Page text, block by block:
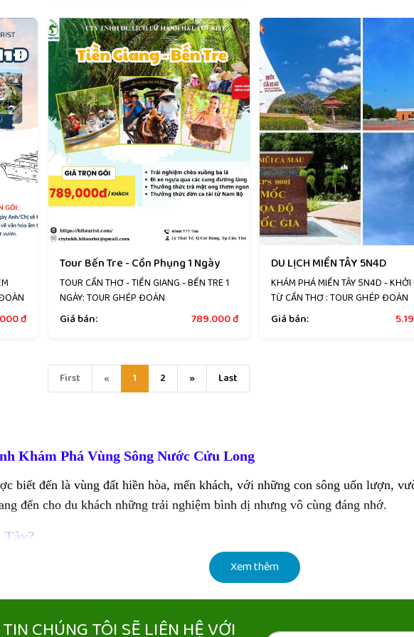
đ
Tour Bến Tre - Cồn Phụng 1 Ngày
TOUR CẦN THƠ - TIỀN GIANG - BẾN TRE 1
NGÀY: TOUR GHÉP ĐOÀN
Giá bán: 789.000đ
DU LỊCH MIỀN TÂY 5N4D
KHÁM PHÁ MIỀN TÂY 5N4D -
TỪ CẦN THƠ : TOUR GHÉP ĐOÀN
Giá bán:
First « 1 2 » Last
Khám Phá Vùng Sông Nước Cửu Long
biết đến là vùng đất hiền hòa, mến khách, với những con sông uốn lượn,
đến cho du khách những trải nghiệm bình dị nhưng vô cùng đáng nhớ.
Tây?
Phong Điền – nơi buôn bán tấp nập trên sông.
tận tay hái và thưởng thức trái chín tại vườn.
Xem thêm
CHÚNG TÔI SẼ LIÊN HỆ VỚI